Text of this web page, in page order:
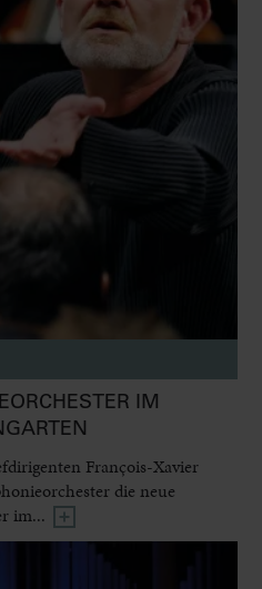
IM
François-Xavier
die neue
im...